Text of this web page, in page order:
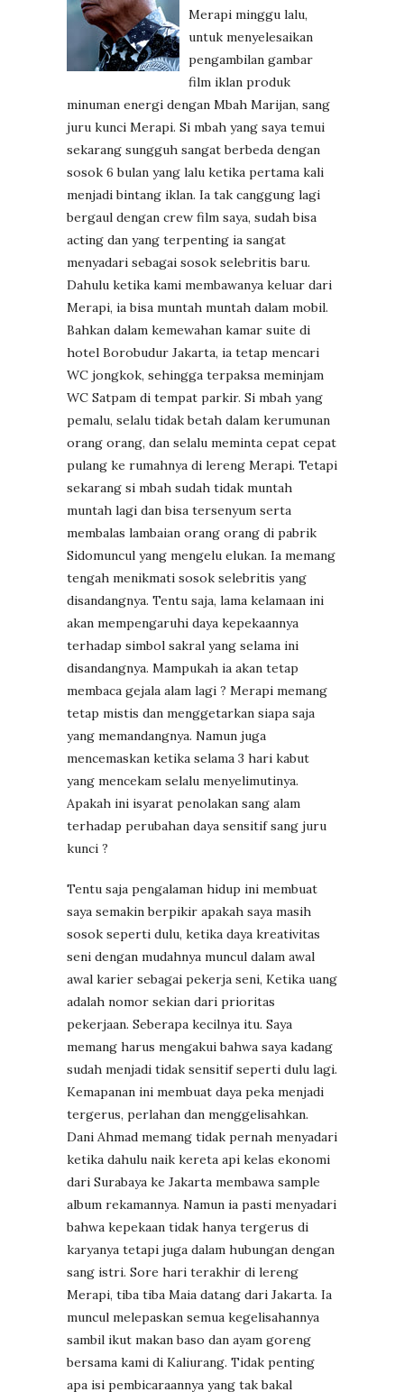
Merapi minggu lalu,
untuk menyelesaikan
pengambilan gambar
film iklan produk
minuman energi dengan Mbah Marijan, sang
juru kunci Merapi. Si mbah yang saya temui
sekarang sungguh sangat berbeda dengan
sosok 6 bulan yang lalu ketika pertama kali
menjadi bintang iklan. Ia tak canggung lagi
bergaul dengan crew film saya, sudah bisa
acting dan yang terpenting ia sangat
menyadari sebagai sosok selebritis baru.
Dahulu ketika kami membawanya keluar dari
Merapi, ia bisa muntah muntah dalam mobil.
Bahkan dalam kemewahan kamar suite di
hotel Borobudur Jakarta, ia tetap mencari
WC jongkok, sehingga terpaksa meminjam
WC Satpam di tempat parkir. Si mbah yang
pemalu, selalu tidak betah dalam kerumunan
orang orang, dan selalu meminta cepat cepat
pulang ke rumahnya di lereng Merapi. Tetapi
sekarang si mbah sudah tidak muntah
muntah lagi dan bisa tersenyum serta
membalas lambaian orang orang di pabrik
Sidomuncul yang mengelu elukan. Ia memang
tengah menikmati sosok selebritis yang
disandangnya. Tentu saja, lama kelamaan ini
akan mempengaruhi daya kepekaannya
terhadap simbol sakral yang selama ini
disandangnya. Mampukah ia akan tetap
membaca gejala alam lagi ? Merapi memang
tetap mistis dan menggetarkan siapa saja
yang memandangnya. Namun juga
mencemaskan ketika selama 3 hari kabut
yang mencekam selalu menyelimutinya.
Apakah ini isyarat penolakan sang alam
terhadap perubahan daya sensitif sang juru
kunci ?
Tentu saja pengalaman hidup ini membuat
saya semakin berpikir apakah saya masih
sosok seperti dulu, ketika daya kreativitas
seni dengan mudahnya muncul dalam awal
awal karier sebagai pekerja seni, Ketika uang
adalah nomor sekian dari prioritas
pekerjaan. Seberapa kecilnya itu. Saya
memang harus mengakui bahwa saya kadang
sudah menjadi tidak sensitif seperti dulu lagi.
Kemapanan ini membuat daya peka menjadi
tergerus, perlahan dan menggelisahkan.
Dani Ahmad memang tidak pernah menyadari
ketika dahulu naik kereta api kelas ekonomi
dari Surabaya ke Jakarta membawa sample
album rekamannya. Namun ia pasti menyadari
bahwa kepekaan tidak hanya tergerus di
karyanya tetapi juga dalam hubungan dengan
sang istri. Sore hari terakhir di lereng
Merapi, tiba tiba Maia datang dari Jakarta. Ia
muncul melepaskan semua kegelisahannya
sambil ikut makan baso dan ayam goreng
bersama kami di Kaliurang. Tidak penting
apa isi pembicaraannya yang tak bakal